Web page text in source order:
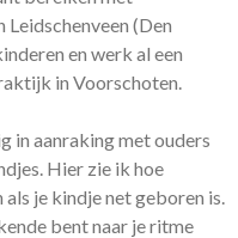
(Den
en werk al een
in Voorschoten.
in aanraking met ouders
Hier zie ik hoe
je kindje net geboren is.
bent naar je ritme